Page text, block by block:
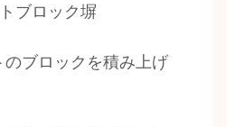
ブロック塀
のブロックを積み上げ